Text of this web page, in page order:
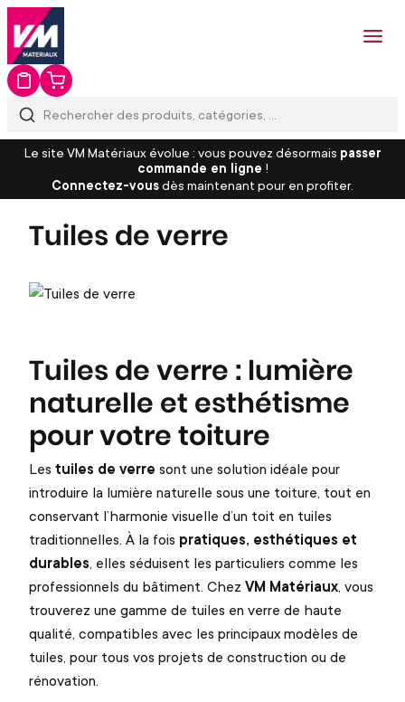
Le site VM Matériaux évolue : vous pouvez désormais passer
commande en ligne !
Connectez-vousdès maintenant pour en profiter.
Tuiles de verre
Tuiles de verre : lumière
naturelle et esthétisme
pour votre toiture
Les tuiles de verre sont une solution idéale pour
introduire la lumière naturelle sous une toiture, tout en
conservant l’harmonie visuelle d’un toit en tuiles
traditionnelles. À la fois pratiques, esthétiques et
durables, elles séduisent les particuliers comme les
professionnels du bâtiment. Chez VM Matériaux, vous
trouverez une gamme de tuiles en verre de haute
qualité, compatibles avec les principaux modèles de
tuiles, pour tous vos projets de construction ou de
rénovation.